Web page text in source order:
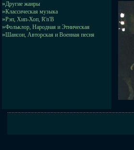
»Другие жанры
»Классическая музыка
»Рэп, Хип-Хоп, R'n'B
»Фольклор, Народная и Этническая
»Шансон, Авторская и Военная песня